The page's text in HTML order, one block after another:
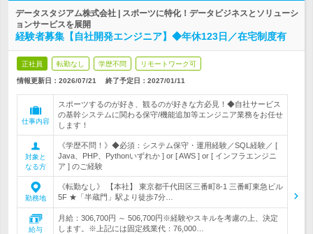
データスタジアム株式会社 | スポーツに特化！データビジネスとソリューシ
ョンサービスを展開
経験者募集【自社開発エンジニア】◆年休123日／在宅制度有
正社員 転勤なし 学歴不問 リモートワーク可
情報更新日：2026/07/21 終了予定日： 2027/01/11
仕事内容
スポーツするのが好き、観るのが好きな方必見！◆自社サービス
の基幹システムに関わる保守/機能追加等エンジニア業務をお任せ
します！
対象と
なる方
《学歴不問！》◆必須：システム保守・運用経験／SQL経験／ [
Java、PHP、Pythonいずれか ] or [ AWS ] or [ インフラエンジニ
ア ] のご経験
勤務地
《転勤なし》 【本社】 東京都千代田区三番町8-1 三番町東急ビル
5F ★「半蔵門」駅より徒歩7分…
給与
月給：306,700円 ～ 506,700円※経験やスキルを考慮の上、決定
します。※上記には固定残業代：76,000…